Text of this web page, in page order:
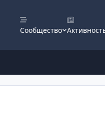
Сообщество